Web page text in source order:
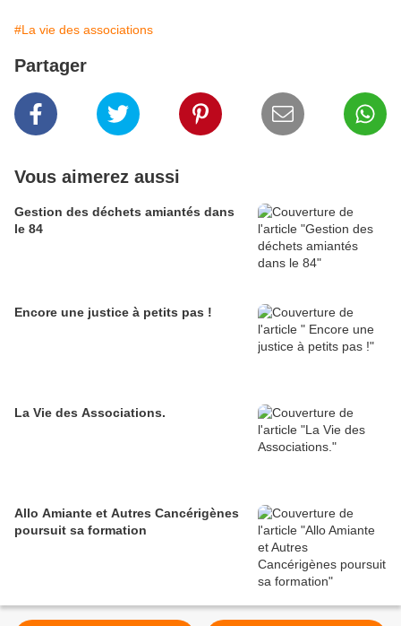
#La vie des associations
Partager
Vous aimerez aussi
Gestion des déchets amiantés dans
le 84
Encore une justice à petits pas !
La Vie des Associations.
Allo Amiante et Autres Cancérigènes
poursuit sa formation